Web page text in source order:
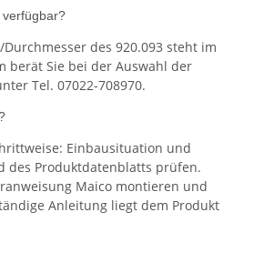
des 920.093 steht im
berät Sie bei der Auswahl der
Tel. 07022-708970.
Einbausituation und
des Produktdatenblatts prüfen.
Maico montieren und
Anleitung liegt dem Produkt